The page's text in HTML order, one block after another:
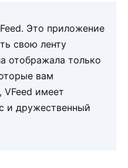
Это приложение
свою ленту
отображала только
вам
VFeed имеет
и дружественный